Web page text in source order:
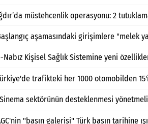
müstehcenlik operasyonu: 2
Nabız Kişisel Sağlık Sistemine yeni
trafikteki her 1000 otomobilden
"basın galerisi" Türk basın tarihine